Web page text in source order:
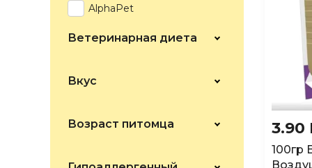
AlphaPet
Animonda
Beaphar
Ветеринарная диета
Вкус
Возраст питомца 3.90
100гр